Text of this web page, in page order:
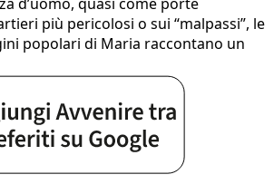
più pericolosi o sui “malpassi”, le
popolari di Maria raccontano un